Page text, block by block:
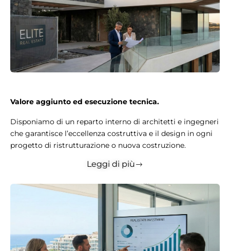
Valore aggiunto ed esecuzione tecnica.
Disponiamo di un reparto interno di architetti e ingegneri
che garantisce l’eccellenza costruttiva e il design in ogni
progetto di ristrutturazione o nuova costruzione.
Leggi di più